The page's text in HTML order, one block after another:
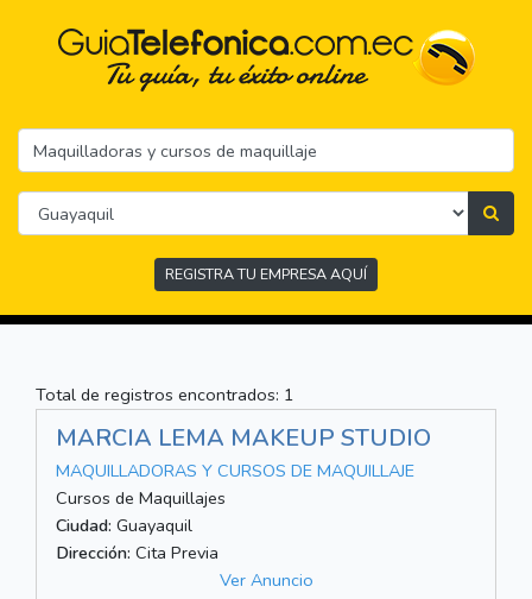
REGISTRA TU EMPRESA AQUÍ
Total de registros encontrados: 1
MARCIA LEMA MAKEUP STUDIO
MAQUILLADORAS Y CURSOS DE MAQUILLAJE
Cursos de Maquillajes
Ciudad: Guayaquil
Dirección: Cita Previa
Ver Anuncio